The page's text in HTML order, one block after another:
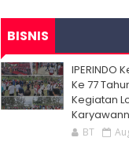
BISNIS
IPERINDO
Ke 77
Kegiatan
BT